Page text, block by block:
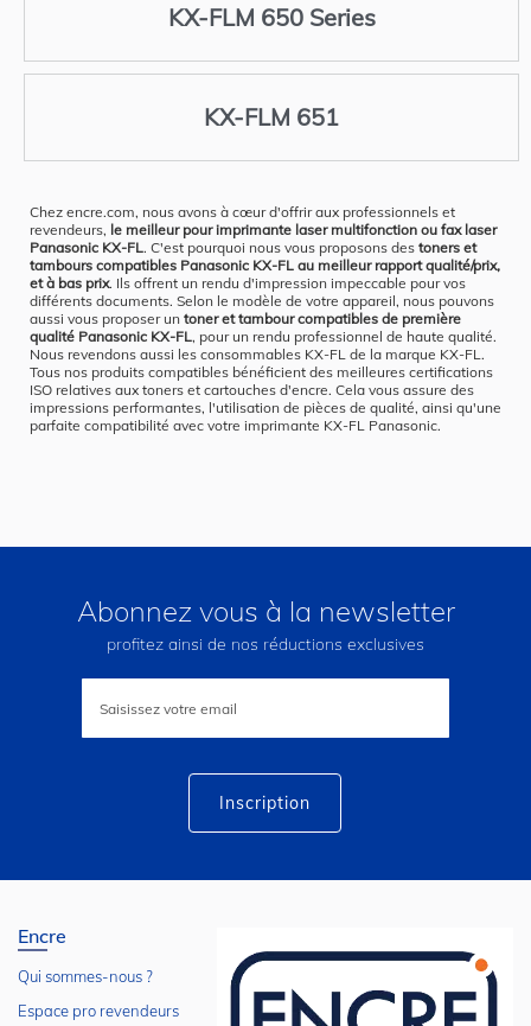
KX-FLM 650 Series
KX-FLM 651
Chez encre.com, nous avons à cœur d'offrir aux professionnels et
revendeurs, le meilleur pour imprimante laser multifonction ou fax laser
Panasonic KX-FL. C'est pourquoi nous vous proposons des toners et
tambours compatibles Panasonic KX-FL au meilleur rapport qualité/prix,
et à bas prix. Ils offrent un rendu d'impression impeccable pour vos
différents documents. Selon le modèle de votre appareil, nous pouvons
aussi vous proposer un toner et tambour compatibles de première
qualité Panasonic KX-FL, pour un rendu professionnel de haute qualité.
Nous revendons aussi les consommables KX-FL de la marque KX-FL.
Tous nos produits compatibles bénéficient des meilleures certifications
ISO relatives aux toners et cartouches d'encre. Cela vous assure des
impressions performantes, l'utilisation de pièces de qualité, ainsi qu'une
parfaite compatibilité avec votre imprimante KX-FL Panasonic.
Abonnez vous à la newsletter
profitez ainsi de nos réductions exclusives
lettre
Inscription
Encre
Qui sommes-nous ?
Espace pro revendeurs